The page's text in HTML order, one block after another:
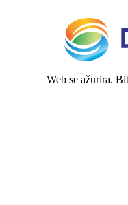
Web se ažurira.